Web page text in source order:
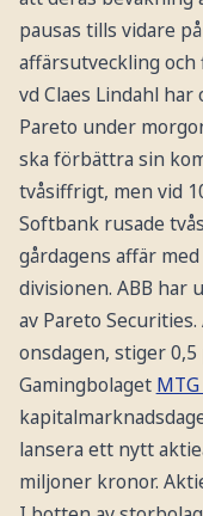
pausas tills vidare
affärsutveckling
vd Claes Lindahl
Pareto under
ska förbättra sin
tvåsiffrigt, men vid
Softbank rusade
gårdagens affär
divisionen. ABB
av Pareto
onsdagen, stiger
Gamingbolaget
lansera ett nytt
miljoner kronor.